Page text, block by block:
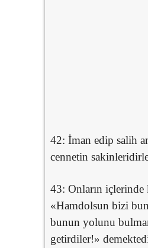
42: İman edip salih
cennetin
43: Onların içlerinde
«Hamdolsun bizi
bunun yolunu
getirdiler!»